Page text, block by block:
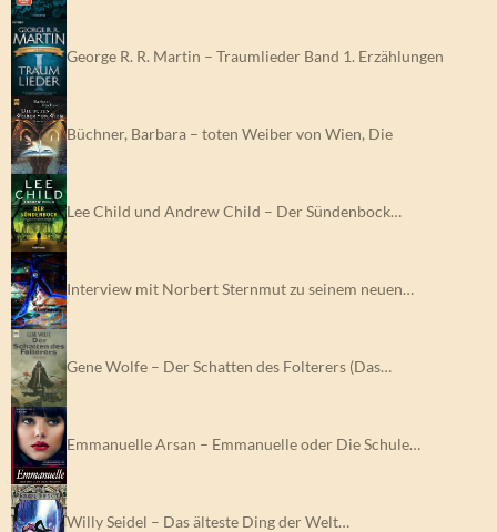
George R. R. Martin – Traumlieder Band 1. Erzählungen
Büchner, Barbara – toten Weiber von Wien, Die
Lee Child und Andrew Child – Der Sündenbock…
Interview mit Norbert Sternmut zu seinem neuen…
Gene Wolfe – Der Schatten des Folterers (Das…
Emmanuelle Arsan – Emmanuelle oder Die Schule…
Willy Seidel – Das älteste Ding der Welt…